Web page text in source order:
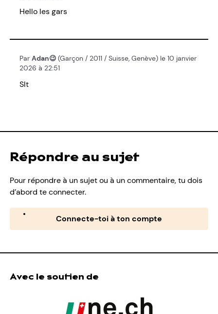
Hello les gars
Par Adan😉 (Garçon / 2011 / Suisse, Genève) le 10 janvier
2026 à 22:51
Slt
Répondre au sujet
Pour répondre à un sujet ou à un commentaire, tu dois
d’abord te connecter.
Connecte-toi à ton compte
Avec le soutien de